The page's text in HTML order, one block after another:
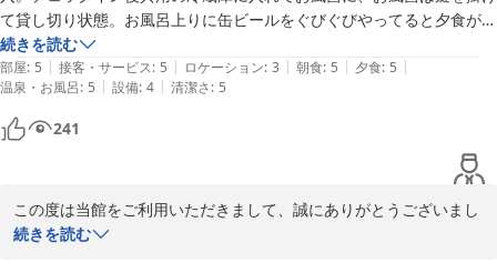
て貸し切り状態。お風呂上りに缶ビールをぐびぐびやってると夕食が部
屋に運ばれて来ました。別料金おすすめの地酒を一合追加して、一人テ
レビを見ながら夕食。夕食は自分好みの料理で、量も有ってご飯とみそ
汁はキャンセルしました。朝食も部屋食、ボリュウーム有って満足でし
た。共同風呂・共同トイレ・共同洗面所でしたが、ほぼ他人との接触有
続きを読む
部屋: 5 | 接客・サービス: 5 | ロケーション: 3 | 朝食: 5 | 夕食: 5 |
温泉・お風呂: 5 | 設備: 4 | 清潔さ: 5
241
この度は当館をご利用いただきまして、誠にありがとうございまし
た。
続きを読む